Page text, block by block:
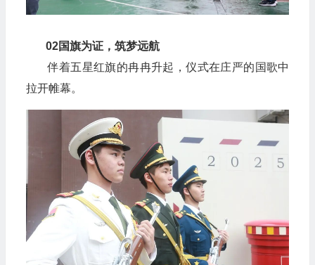
02国旗为证，筑梦远航
伴着五星红旗的冉冉升起，仪式在庄严的国歌中
拉开帷幕。